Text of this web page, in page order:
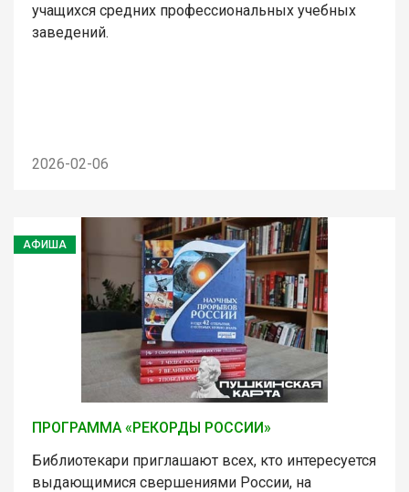
учащихся средних профессиональных учебных
заведений.
2026-02-06
АФИША
ПРОГРАММА «РЕКОРДЫ РОССИИ»
Библиотекари приглашают всех, кто интересуется
выдающимися свершениями России, на